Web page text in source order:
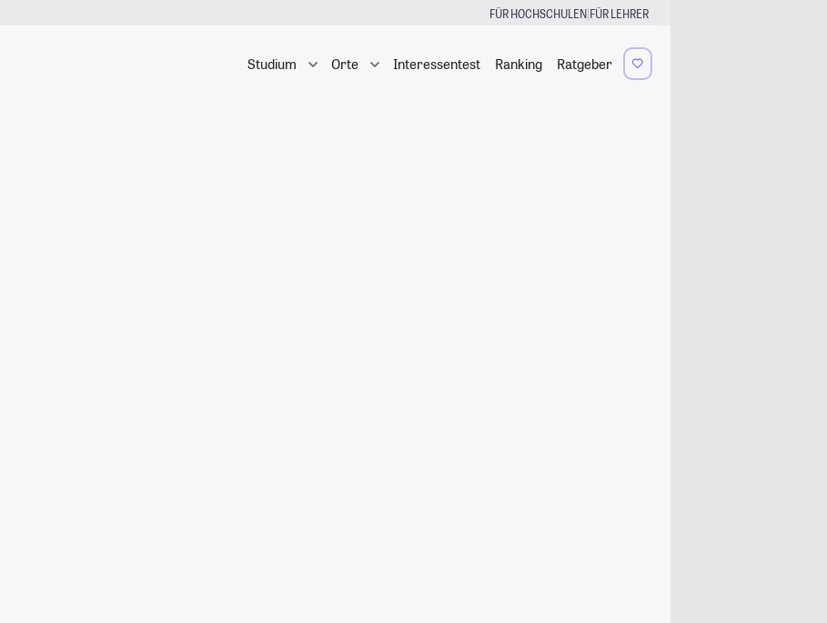
FÜR HOCHSCHULEN|FÜR LEHRER
Studium Orte Interessentest Ranking Ratgeber